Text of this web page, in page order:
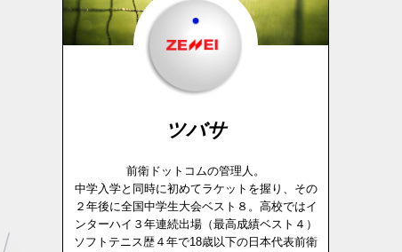
ツバサ
前衛ドットコムの管理人。
中学入学と同時に初めてラケットを握り、その
２年後に全国中学生大会ベスト８。高校ではイ
ンターハイ３年連続出場（最高成績ベスト４）
ソフトテニス歴４年で18歳以下の日本代表前衛